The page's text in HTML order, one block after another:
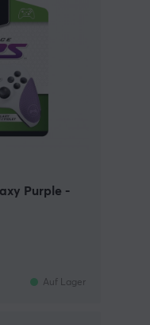
Purple -
Auf Lager